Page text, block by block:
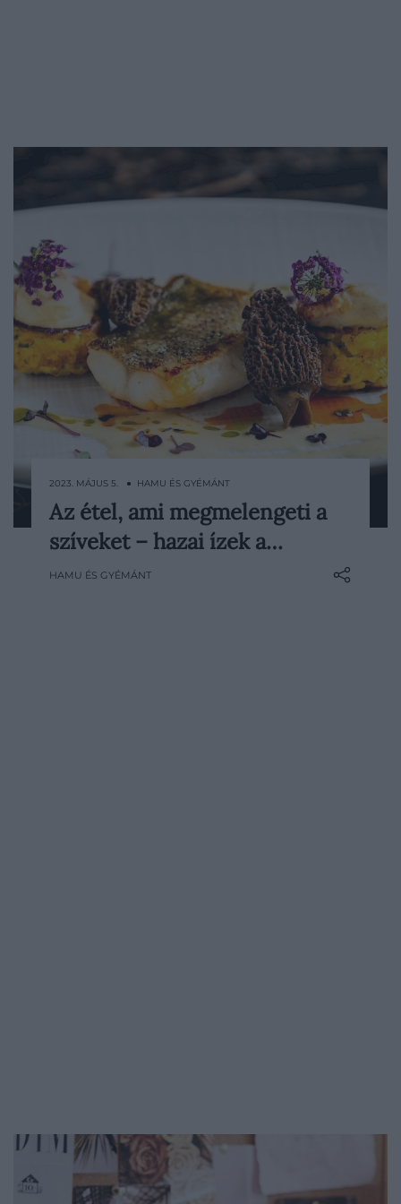
Vadonatúj étlappal és valódi hazai ízekkel
várja vendégeit a Párisi Passage étterem.
2023. MÁJUS 5. ● HAMU ÉS GYÉMÁNT
Az étel, ami megmelengeti a
szíveket – hazai ízek a…
HAMU ÉS GYÉMÁNT